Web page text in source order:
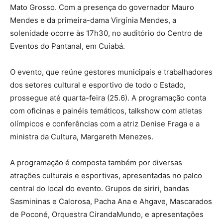
Mato Grosso. Com a presença do governador Mauro
Mendes e da primeira-dama Virgínia Mendes, a
solenidade ocorre às 17h30, no auditório do Centro de
Eventos do Pantanal, em Cuiabá.
O evento, que reúne gestores municipais e trabalhadores
dos setores cultural e esportivo de todo o Estado,
prossegue até quarta-feira (25.6). A programação conta
com oficinas e painéis temáticos, talkshow com atletas
olímpicos e conferências com a atriz Denise Fraga e a
ministra da Cultura, Margareth Menezes.
A programação é composta também por diversas
atrações culturais e esportivas, apresentadas no palco
central do local do evento. Grupos de siriri, bandas
Sasmininas e Calorosa, Pacha Ana e Ahgave, Mascarados
de Poconé, Orquestra CirandaMundo, e apresentações